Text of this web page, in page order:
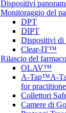
Dispositivi
Monitoraggio del
DPT
DIPT
Dispositivi di
Clear-IT™
Rilascio del farmaco
OLAV™
A-Tap™A-
for
Collettori
Camere di